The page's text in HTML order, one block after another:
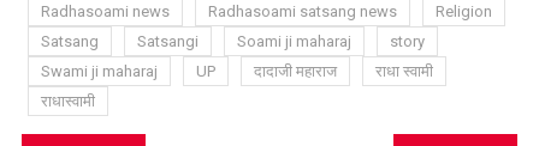
Radhasoami news
Radhasoami satsang news
Religion
Satsang
Satsangi Soami ji maharaj
story
Swami ji maharaj
UP दादाजी महाराज
राधा स्वामी
राधास्वामी